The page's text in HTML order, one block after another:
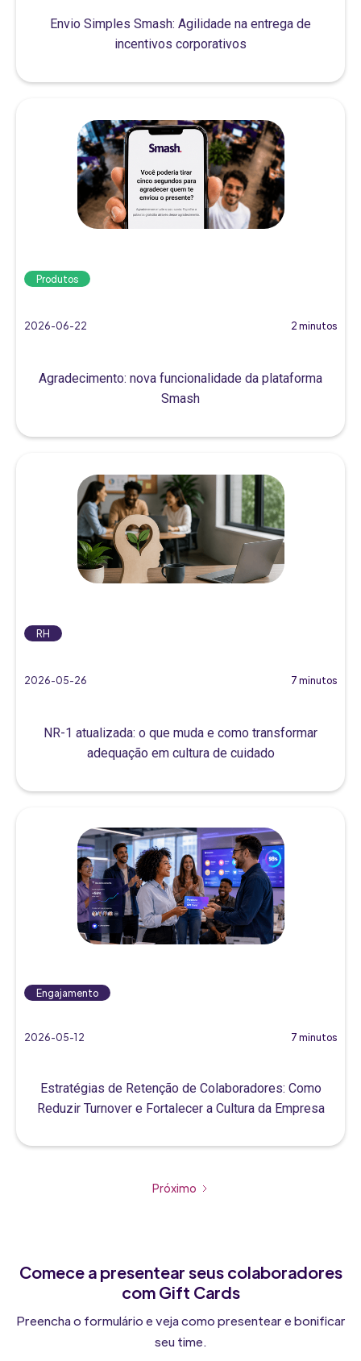
Envio Simples Smash: Agilidade na entrega de
incentivos corporativos
Produtos
2026-06-22 2 minutos
Agradecimento: nova funcionalidade da plataforma
Smash
RH
2026-05-26 7 minutos
NR-1 atualizada: o que muda e como transformar
adequação em cultura de cuidado
Engajamento
2026-05-12 7 minutos
Estratégias de Retenção de Colaboradores: Como
Reduzir Turnover e Fortalecer a Cultura da Empresa
Próximo
Comece a presentear seus colaboradores
com Gift Cards
Preencha o formulário e veja como presentear e bonificar
seu time.